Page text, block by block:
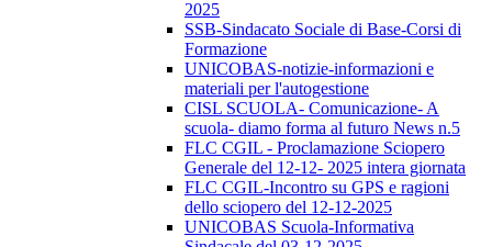
2025
SSB-Sindacato Sociale di Base-Corsi di
Formazione
UNICOBAS-notizie-informazioni e
materiali per l'autogestione
CISL SCUOLA- Comunicazione- A
scuola- diamo forma al futuro News n.5
FLC CGIL - Proclamazione Sciopero
Generale del 12-12- 2025 intera giornata
FLC CGIL-Incontro su GPS e ragioni
dello sciopero del 12-12-2025
UNICOBAS Scuola-Informativa